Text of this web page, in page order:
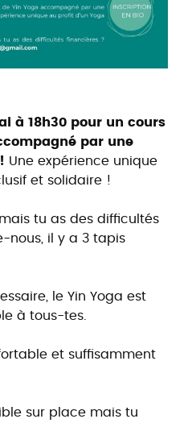
à 18h30 pour un cours
par une
Une expérience unique
et solidaire !
tu as des difficultés
nous, il y a 3 tapis
le Yin Yoga est
à tous-tes.
et suffisamment
sur place mais tu